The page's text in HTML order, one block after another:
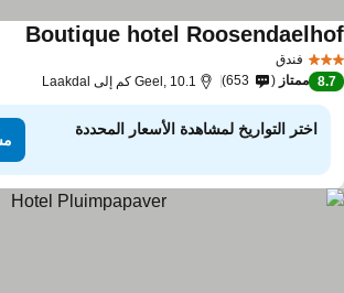
فندق
Boutique hotel
8.7 ممتاز 653 Geel, 10.1 كم إلى Laakdal
اختر التواريخ لمشاهدة الأسعار المحددة